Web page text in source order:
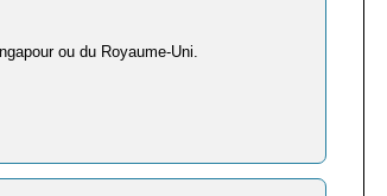
ou du Royaume-Uni.